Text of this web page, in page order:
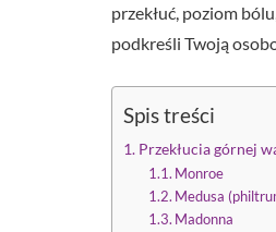
przekłuć, poziom
podkreśli Twoją
Spis treści
Przekłucia górnej
Monroe
Medusa
Madonna